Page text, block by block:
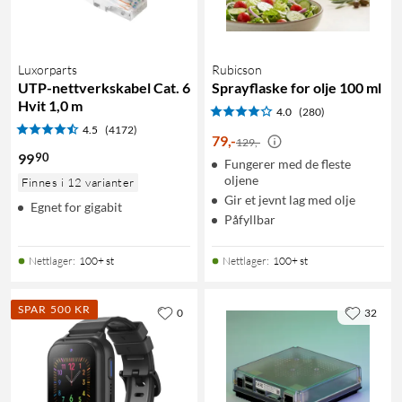
Luxorparts
UTP-nettverkskabel Cat. 6
Hvit 1,0 m
4.5 (4172)
9990
Finnes i 12 varianter
Egnet for gigabit
Nettlager: 100+ st
Rubicson
Sprayflaske for olje 100 ml
4.0 (280)
79,-129,-
Fungerer med de fleste
oljene
Gir et jevnt lag med olje
Påfyllbar
Nettlager: 100+ st
SPAR 500 KR 0 32